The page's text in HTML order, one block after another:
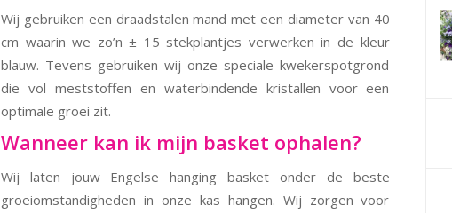
Wij gebruiken een draadstalen mand met een diameter van 40
cm waarin we zo’n ± 15 stekplantjes verwerken in de kleur
blauw. Tevens gebruiken wij onze speciale kwekerspotgrond
die vol meststoffen en waterbindende kristallen voor een
optimale groei zit.
Wanneer kan ik mijn basket ophalen?
Wij laten jouw Engelse hanging basket onder de beste
groeiomstandigheden in onze kas hangen. Wij zorgen voor